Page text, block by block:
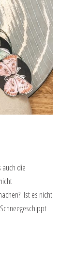
auch die
Ist es nicht